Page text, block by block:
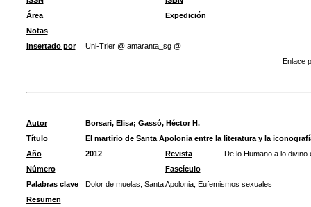
Área
Expedición
Notas
Insertado por
Uni-Trier @ amaranta_sg @
Enlace
Autor Borsari, Elisa; Gassó, Héctor H.
Título
El martirio de Santa Apolonia entre la literatura y la
Año
2012 Revista
De lo Humano a lo
Número
Fascículo
Palabras clave
Dolor de muelas; Santa Apolonia, Eufemismos sexuales
Resumen